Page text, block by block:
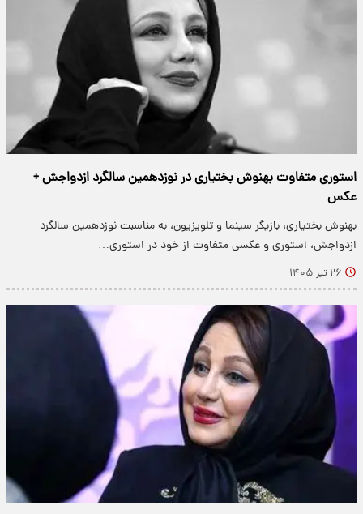
استوری متفاوت بهنوش بختیاری در نوزدهمین سالگرد ازدواجش +
عکس
بهنوش بختیاری، بازیگر سینما و تلویزیون، به مناسبت نوزدهمین سالگرد
ازدواجش، استوری و عکسی متفاوت از خود در استوری…
۲۶ تیر ۱۴۰۵